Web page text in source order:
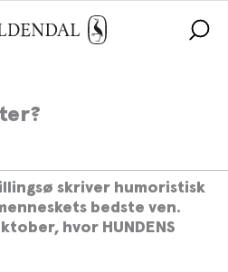
til
skriver humoristisk
bedste ven.
hvor HUNDENS